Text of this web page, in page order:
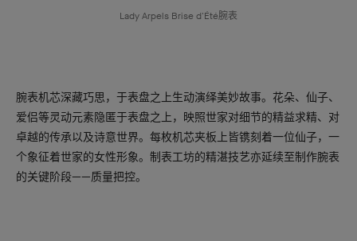
Lady Arpels Brise d'Été腕表
腕表机芯深藏巧思，于表盘之上生动演绎美妙故事。花朵、仙子、
爱侣等灵动元素隐匿于表盘之上，映照世家对细节的精益求精、对
卓越的传承以及诗意世界。每枚机芯夹板上皆镌刻着一位仙子，一
个象征着世家的女性形象。制表工坊的精湛技艺亦延续至制作腕表
的关键阶段——质量把控。